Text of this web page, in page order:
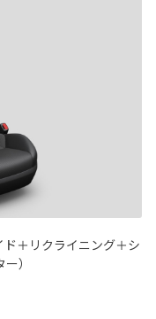
＋リクライニング＋シ
）